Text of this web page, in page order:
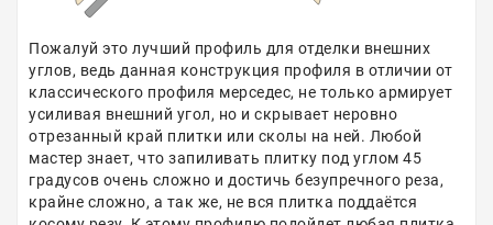
Пожалуй это лучший профиль для отделки внешних
углов, ведь данная конструкция профиля в отличии от
классического профиля мерседес, не только армирует
усиливая внешний угол, но и скрывает неровно
отрезанный край плитки или сколы на ней. Любой
мастер знает, что запиливать плитку под углом 45
градусов очень сложно и достичь безупречного реза,
крайне сложно, а так же, не вся плитка поддаётся